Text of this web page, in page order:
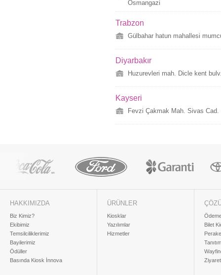
Osmangazi
Trabzon
Gülbahar hatun mahallesi
Diyarbakır
Huzurevleri mah. Dicle kent
Kayseri
Fevzi Çakmak Mah. Sivas
HAKKIMIZDA
Biz Kimiz?
Ekibimiz
Temsilciliklerimiz
Bayilerimiz
Ödüller
Basında Kiosk İnnova
ÜRÜNLER
Kiosklar
Yazılımlar
Hizmetler
Bilet